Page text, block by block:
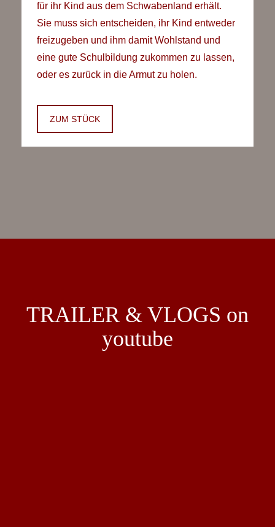
für ihr Kind aus dem Schwabenland erhält.
Sie muss sich entscheiden, ihr Kind entweder
freizugeben und ihm damit Wohlstand und
eine gute Schulbildung zukommen zu lassen,
oder es zurück in die Armut zu holen.
ZUM STÜCK
TRAILER & VLOGS on
youtube